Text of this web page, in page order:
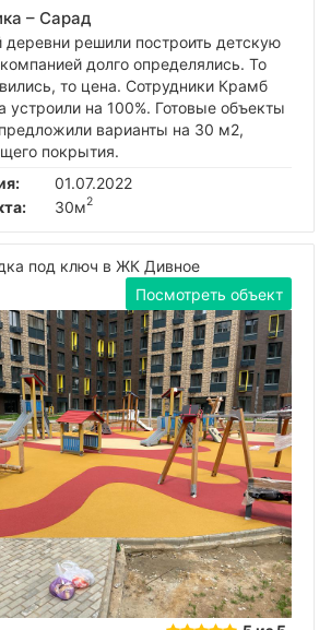
– Сарад
деревни решили построить детскую
долго определялись. То
то цена. Сотрудники Крамб
устроили на 100%. Готовые объекты
варианты на 30 м2,
покрытия.
01.07.2022
30м2
под ключ в ЖК Дивное
Посмотреть объект